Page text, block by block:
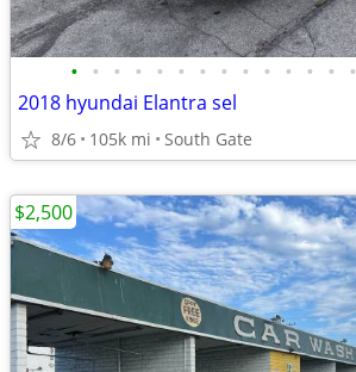
• • • • • • • • • • • • • •
2018 hyundai Elantra sel
8/6 105k mi South Gate
$2,500